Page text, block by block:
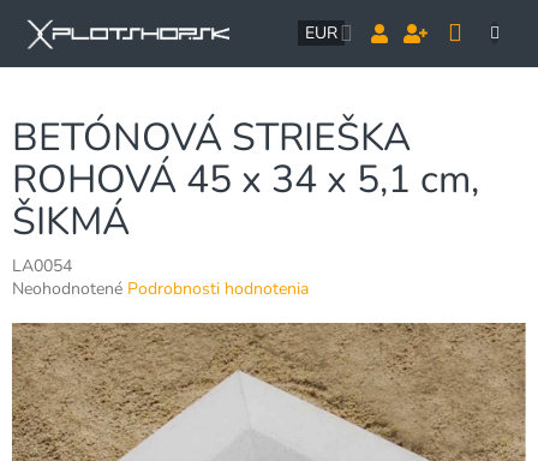
obsah
EUR
BETÓNOVÁ STRIEŠKA
ROHOVÁ 45 x 34 x 5,1 cm,
ŠIKMÁ
LA0054
Priemerné
produktu
je
0,0
z
5
hviezdičiek.
Neohodnotené Podrobnosti hodnotenia